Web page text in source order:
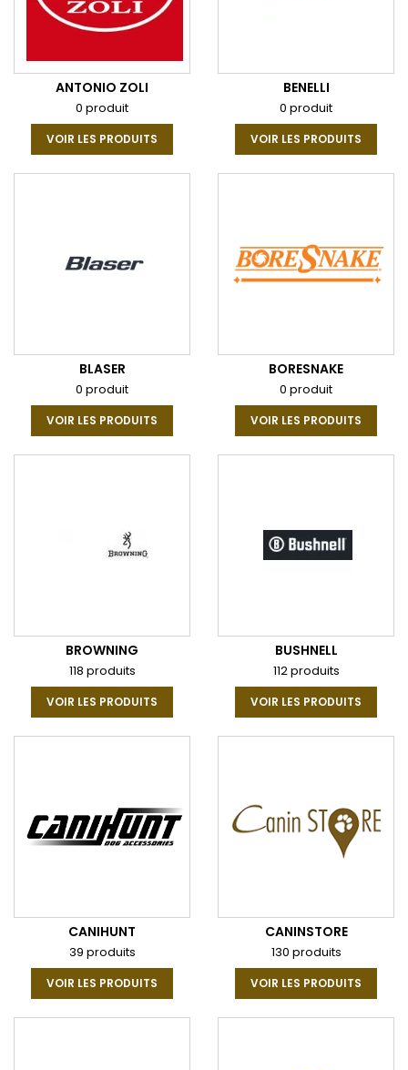
ANTONIO ZOLI
0 produit
VOIR LES PRODUITS
BENELLI
0 produit
VOIR LES PRODUITS
BLASER
0 produit
VOIR LES PRODUITS
BORESNAKE
0 produit
VOIR LES PRODUITS
BROWNING
118 produits
VOIR LES PRODUITS
BUSHNELL
112 produits
VOIR LES PRODUITS
CANIHUNT
39 produits
VOIR LES PRODUITS
CANINSTORE
130 produits
VOIR LES PRODUITS